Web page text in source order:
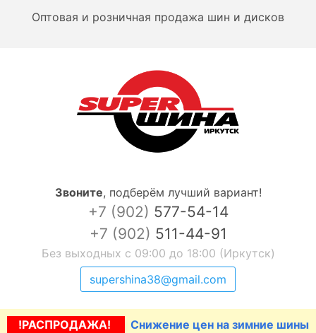
Оптовая и розничная продажа шин и дисков
Звоните, подберём лучший вариант!
+7 (902) 577-54-14
+7 (902) 511-44-91
Без выходных с 09:00 до 18:00 (Иркутск)
supershina38@gmail.com
!РАСПРОДАЖА!
Снижение цен на зимние шины